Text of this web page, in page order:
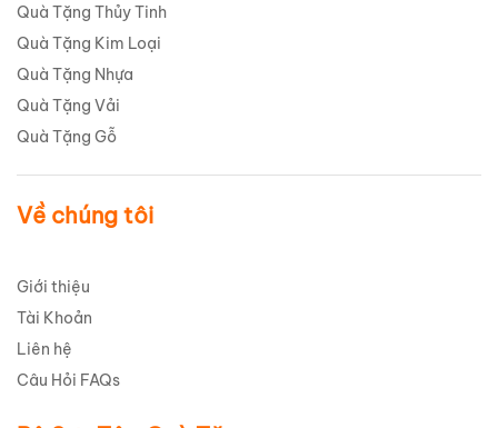
Quà Tặng Thủy Tinh
Quà Tặng Kim Loại
Quà Tặng Nhựa
Quà Tặng Vải
Quà Tặng Gỗ
Về chúng tôi
Giới thiệu
Tài Khoản
Liên hệ
Câu Hỏi FAQs